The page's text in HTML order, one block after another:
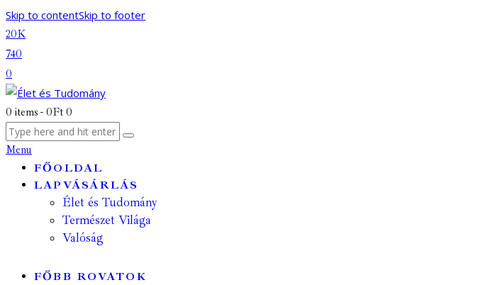
Skip to contentSkip to footer
20K
740
0
0 items - 0Ft 0
Menu
FŐOLDAL
LAPVÁSÁRLÁS
Élet és Tudomány
Természet Világa
Valóság
FŐBB ROVATOK